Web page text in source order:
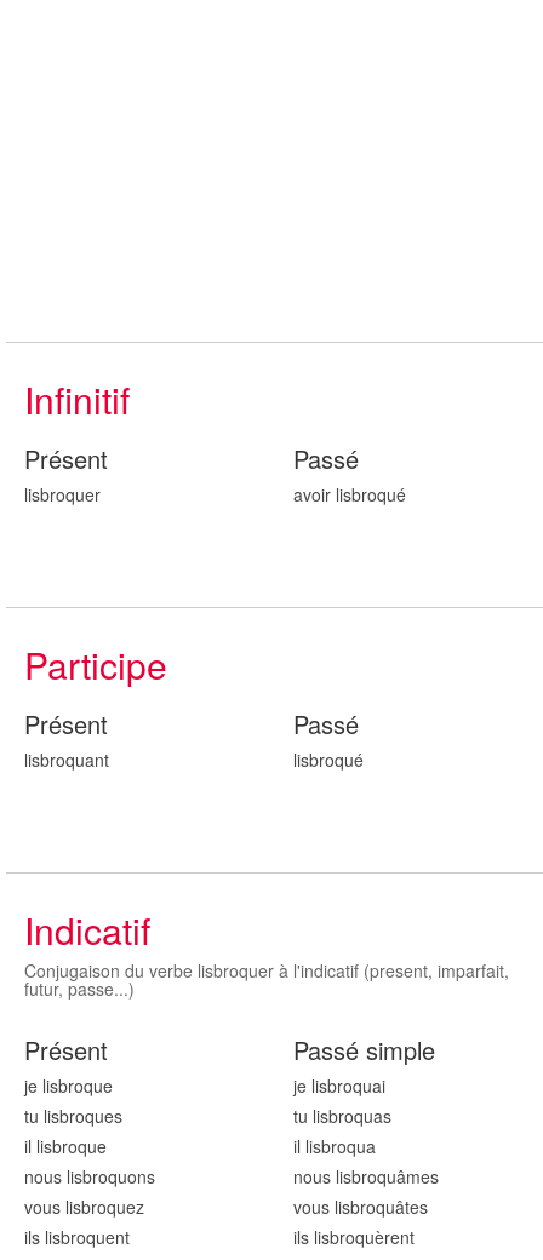
Infinitif
Présent
lisbroquer
Passé
avoir lisbroqué
Participe
Présent
lisbroquant
Passé
lisbroqué
Indicatif
Conjugaison du verbe lisbroquer à l'indicatif (present, imparfait,
futur, passe...)
Présent
je lisbroque
tu lisbroques
il lisbroque
nous lisbroquons
vous lisbroquez
ils lisbroquent
Passé simple
je lisbroquai
tu lisbroquas
il lisbroqua
nous lisbroquâmes
vous lisbroquâtes
ils lisbroquèrent